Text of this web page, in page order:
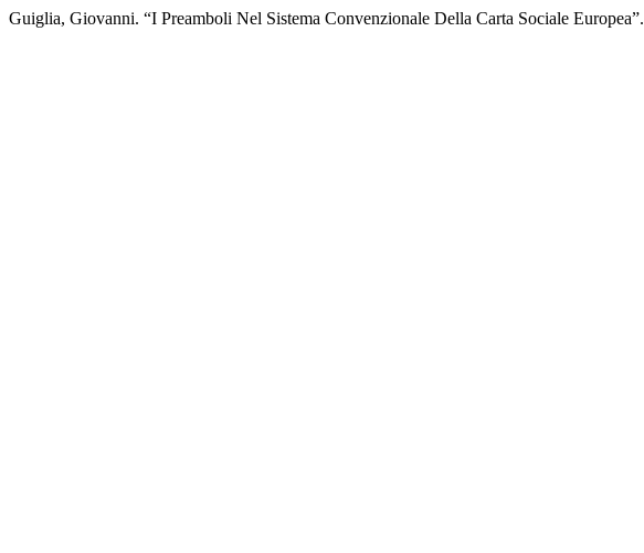
Guiglia, Giovanni. “I Preamboli Nel Sistema Convenzionale Della Carta Sociale Europea”.